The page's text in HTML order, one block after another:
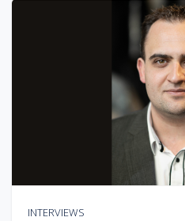
INTERVIEWS